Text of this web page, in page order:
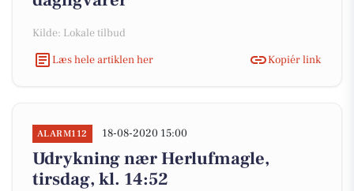
Kilde: Lokale tilbud
Læs hele artiklen her
Kopiér link
ALARM112 18-08-2020 15:00
Udrykning nær Herlufmagle,
tirsdag, kl. 14:52